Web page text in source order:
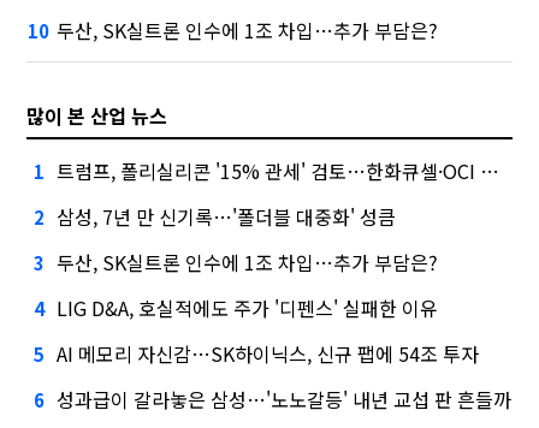
10 두산, SK실트론 인수에 1조 차입…추가 부담은?
많이 본 산업 뉴스
1 트럼프, 폴리실리콘 '15% 관세' 검토…한화큐셀·OCI 영향은?
2 삼성, 7년 만 신기록…'폴더블 대중화' 성큼
3 두산, SK실트론 인수에 1조 차입…추가 부담은?
4 LIG D&A, 호실적에도 주가 '디펜스' 실패한 이유
5 AI 메모리 자신감…SK하이닉스, 신규 팹에 54조 투자
6 성과급이 갈라놓은 삼성…'노노갈등' 내년 교섭 판 흔들까